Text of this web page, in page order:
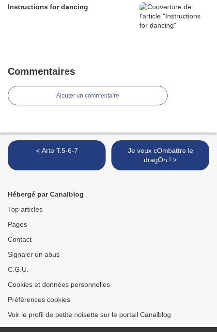
Instructions for dancing
Commentaires
Ajouter un commentaire
< Arte T.5-6-7
Je veux cOmbattre le
dragOn ! >
Hébergé par Canalblog
Top articles
Pages
Contact
Signaler un abus
C.G.U.
Cookies et données personnelles
Préférences cookies
Voir le profil de petite noisette sur le portail Canalblog